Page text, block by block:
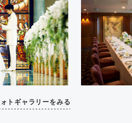
トギャラリーをみる